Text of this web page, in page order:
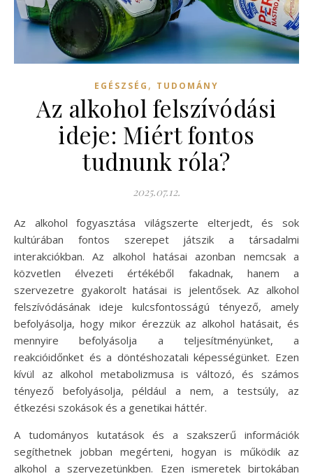
EGÉSZSÉG , TUDOMÁNY
Az alkohol felszívódási
ideje: Miért fontos
tudnunk róla?
2025.07.12.
Az alkohol fogyasztása világszerte elterjedt, és sok
kultúrában fontos szerepet játszik a társadalmi
interakciókban. Az alkohol hatásai azonban nemcsak a
közvetlen élvezeti értékéből fakadnak, hanem a
szervezetre gyakorolt hatásai is jelentősek. Az alkohol
felszívódásának ideje kulcsfontosságú tényező, amely
befolyásolja, hogy mikor érezzük az alkohol hatásait, és
mennyire befolyásolja a teljesítményünket, a
reakcióidőnket és a döntéshozatali képességünket. Ezen
kívül az alkohol metabolizmusa is változó, és számos
tényező befolyásolja, például a nem, a testsúly, az
étkezési szokások és a genetikai háttér.
A tudományos kutatások és a szakszerű információk
segíthetnek jobban megérteni, hogyan is működik az
alkohol a szervezetünkben. Ezen ismeretek birtokában